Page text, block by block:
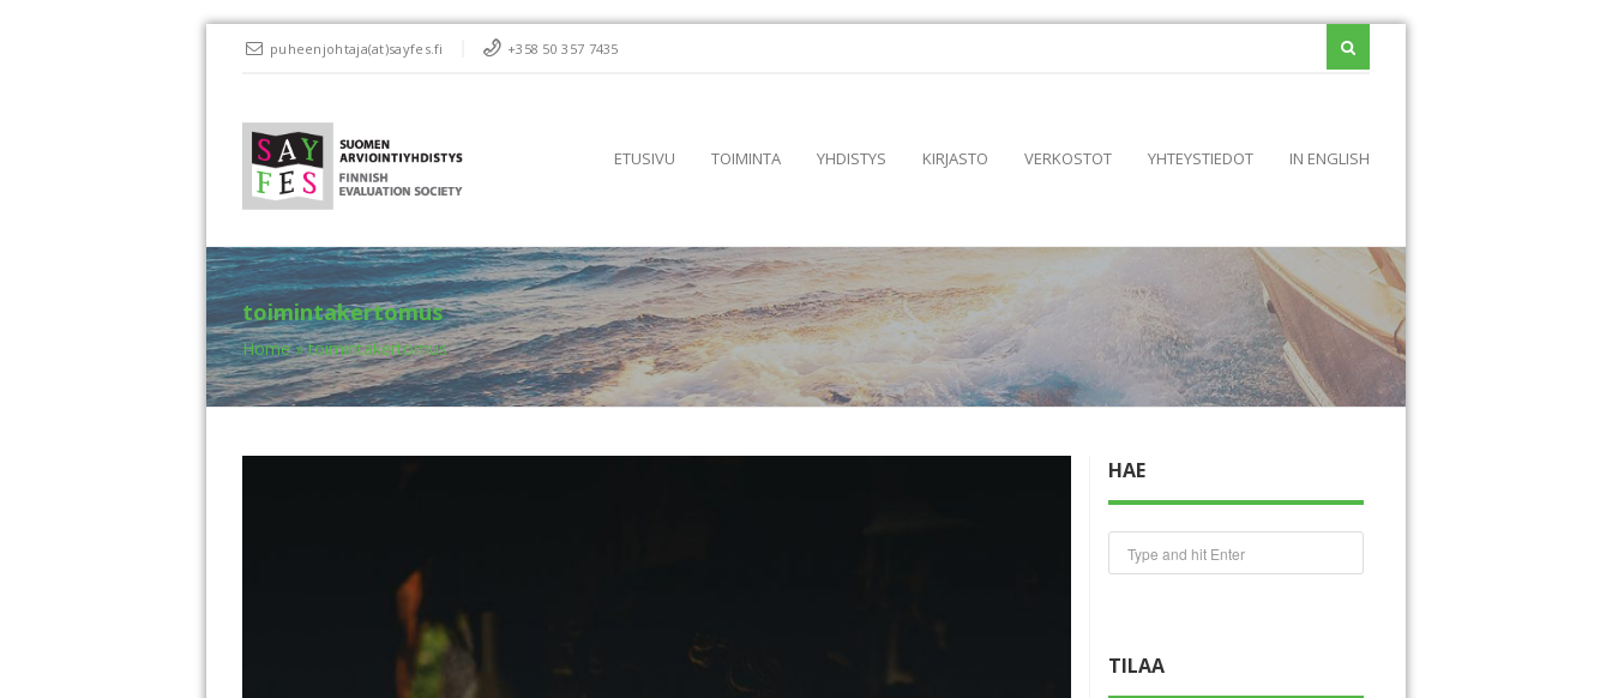
puheenjohtaja(at)sayfes.fi +358 50 357 7435
ETUSIVU TOIMINTA YHDISTYS KIRJASTO VERKOSTOT YHTEYSTIEDOT IN ENGLISH
toimintakertomus
Home »toimintakertomus
HAE
TILAA